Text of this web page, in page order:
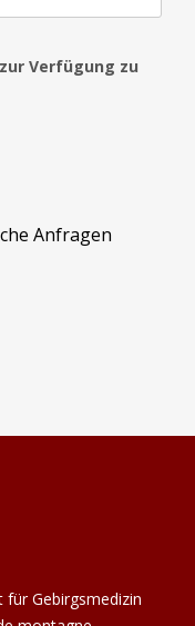
Verfügung zu
Anfragen
für Gebirgsmedizin